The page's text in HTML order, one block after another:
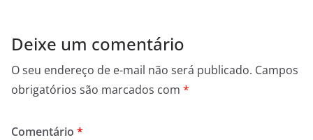
Deixe um comentário
O seu endereço de e-mail não será publicado. Campos
obrigatórios são marcados com *
Comentário *